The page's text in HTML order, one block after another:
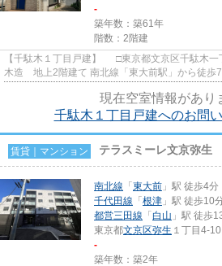
-
築年数：築61年
階数：2階建
【千駄木１丁目戸建】 □東京都文京区千駄木一丁目2-10
木造 地上2階建て 南北線「東大前駅」から徒歩7分！ 日本医科大学付属病院至
現在空室情報があり
千駄木１丁目戸建へのお問
賃貸｜マンション テラスミーレ文京弥生
南北線 「 東大前 」駅 徒歩4分
千代田線 「 根津 」駅 徒歩10
都営三田線 「 白山 」駅 徒歩
東京都文京区弥生 １丁目4-10
-
築年数：築2年